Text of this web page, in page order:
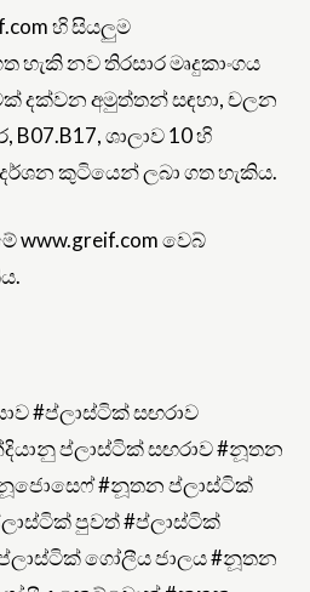
හි සියලුම
නව තිරසාර මෘදුකාංගය
දක්වන අමුත්තන් සඳහා, චලන
ශාලාව 10 හි
කුටියෙන් ලබා ගත හැකිය.
වෙබ්
#ප්ලාස්ටික් සඟරාව
ප්ලාස්ටික් සඟරාව #නූතන
#නූතන ප්ලාස්ටික්
පුවත් #ප්ලාස්ටික්
ගෝලීය ජාලය #නූතන